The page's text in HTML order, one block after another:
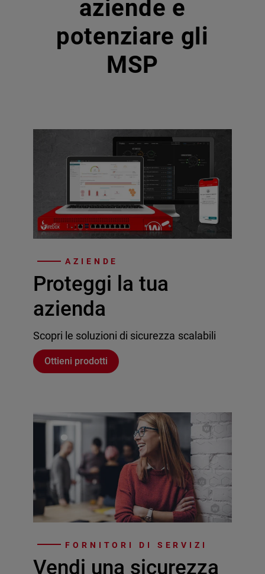
aziende e
potenziare gli
MSP
AZIENDE
Proteggi la tua
azienda
Scopri le soluzioni di sicurezza scalabili
Ottieni prodotti
FORNITORI DI SERVIZI
Vendi una sicurezza